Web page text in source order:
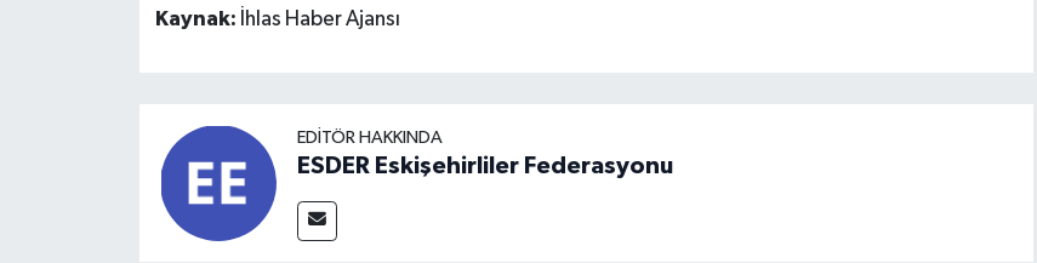
Kaynak: İhlas Haber Ajansı
EDITÖR HAKKINDA
ESDER Eskişehirliler Federasyonu